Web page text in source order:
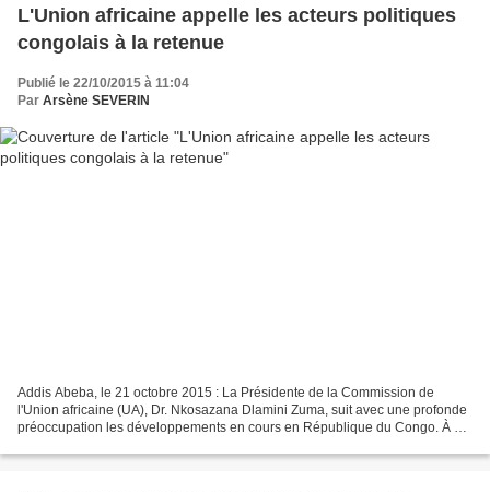
L'Union africaine appelle les acteurs politiques
congolais à la retenue
Publié le 22/10/2015 à 11:04
Par Arsène SEVERIN
Addis Abeba, le 21 octobre 2015 : La Présidente de la Commission de
l'Union africaine (UA), Dr. Nkosazana Dlamini Zuma, suit avec une profonde
préoccupation les développements en cours en République du Congo. À cet